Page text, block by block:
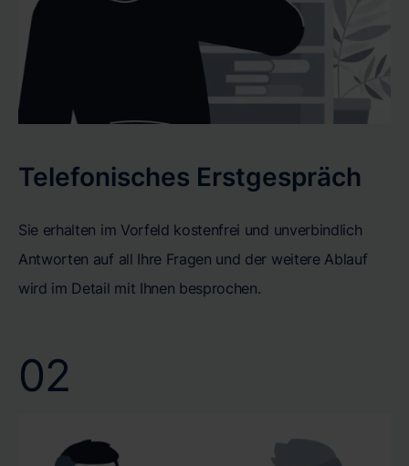
Telefonisches Erstgespräch
Sie erhalten im Vorfeld kostenfrei und unverbindlich
Antworten auf all Ihre Fragen und der weitere Ablauf
wird im Detail mit Ihnen besprochen.
02